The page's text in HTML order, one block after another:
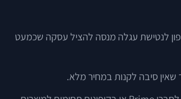
לנטישת עגלה מנסה להציל עסקה שכמעט
סיבה לקנות במחיר מלא.